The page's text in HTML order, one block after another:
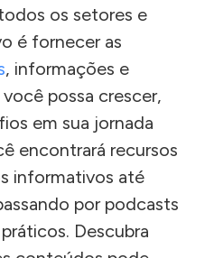
os setores e
é fornecer as
, informações e
possa crescer,
em sua jornada
encontrará recursos
informativos até
por podcasts
Descubra